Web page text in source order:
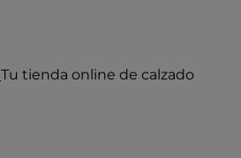
Tu tienda online de calzado